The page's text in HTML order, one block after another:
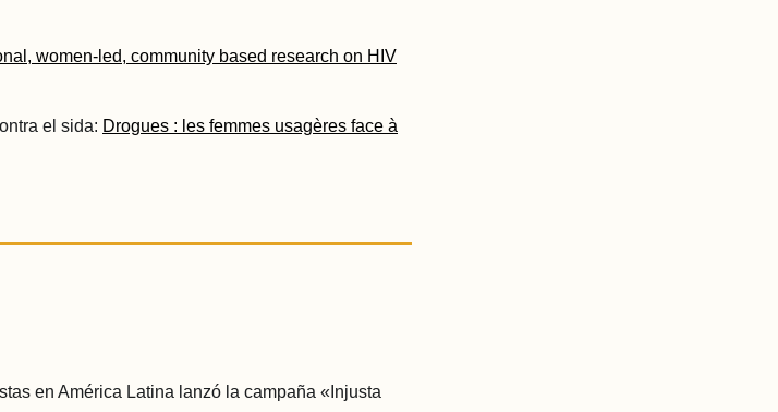
women-led, community based research on HIV
el sida: Drogues : les femmes usagères face à
en América Latina lanzó la campaña «Injusta